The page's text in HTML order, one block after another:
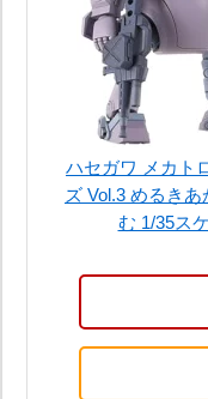
ハセガワ メカト
ズ Vol.3 めるき
む 1/35ス